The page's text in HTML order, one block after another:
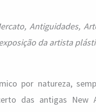
Antiguidades,
da artista
por natureza,
das antigas New